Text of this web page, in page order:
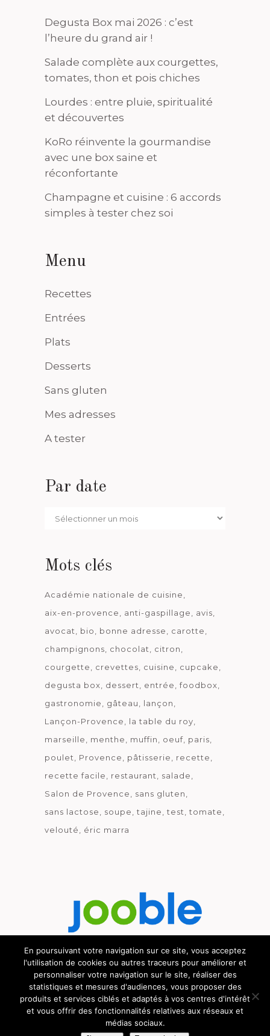
Degusta Box mai 2026 : c’est
l’heure du grand air !
Salade complète aux courgettes,
tomates, thon et pois chiches
Lourdes : entre pluie, spiritualité
et découvertes
KoRo réinvente la gourmandise
avec une box saine et
réconfortante
Champagne et cuisine : 6 accords
simples à tester chez soi
Menu
Recettes
Entrées
Plats
Desserts
Sans gluten
Mes adresses
A tester
Par date
Par
Mots clés
Académie nationale de cuisine
aix-en-provence
anti-gaspillage
avis
avocat
bio bonne adresse
carotte
champignons
chocolat
citron
courgette
crevettes cuisine
cupcake
degusta box
dessert entrée
foodbox
gastronomie
gâteau
lançon
Lançon-Provence
la table du roy
marseille
menthe muffin oeuf paris
poulet
Provence pâtisserie
recette
recette facile
restaurant
salade
Salon de Provence
sans gluten
sans lactose
soupe tajine test tomate
velouté
éric marra
Découvrez le métier de la cuisine.
© GOURMICOM 2019 - 2026 - HÉBERGÉ CHEZ
En poursuivant votre navigation sur ce site, vous acceptez
l'utilisation de cookies ou autres traceurs pour améliorer et
personnaliser votre navigation sur le site, réaliser des
statistiques et mesures d'audiences, vous proposer des
produits et services ciblés et adaptés à vos centres d'intérêt
et vous offrir des fonctionnalités relatives aux réseaux et
médias sociaux.